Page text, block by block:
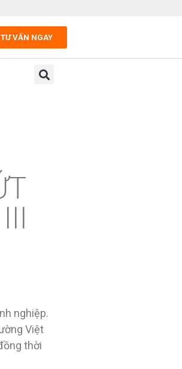
TƯ VẤN NGAY
nghiệp.
Việt
thời